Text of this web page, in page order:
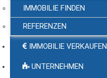
IMMOBILIE FINDEN
REFERENZEN
IMMOBILIE VERKAUFEN
UNTERNEHMEN